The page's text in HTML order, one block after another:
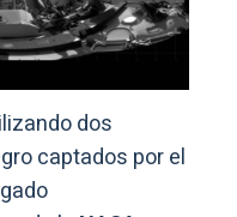
dos
captados por el